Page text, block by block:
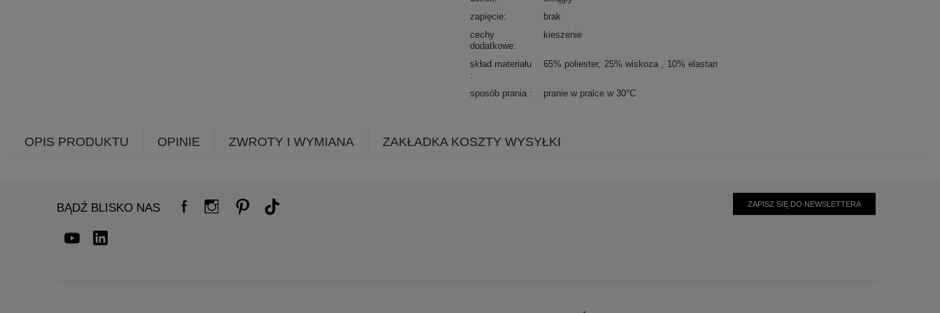
zapięcie
brak
cechy
dodatkowe
kieszenie
skład materiału 65% poliester 25% wiskoza 10% elastan
sposób prania pranie w pralce w 30°C
OPIS PRODUKTU OPINIE ZWROTY I WYMIANA ZAKŁADKA KOSZTY WYSYŁKI
BĄDŹ BLISKO NAS ZAPISZ SIĘ DO NEWSLETTERA